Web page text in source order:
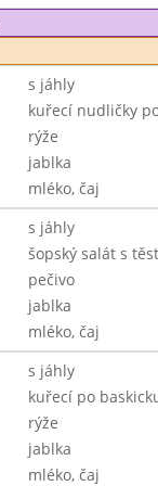
s jáhly
kuřecí nudličky
rýže
jablka
mléko, čaj
s jáhly
šopský salát s
pečivo
jablka
mléko, čaj
s jáhly
kuřecí po
rýže
jablka
mléko, čaj